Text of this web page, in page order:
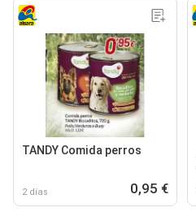
TANDY Comida perros
2 días 0,95 €